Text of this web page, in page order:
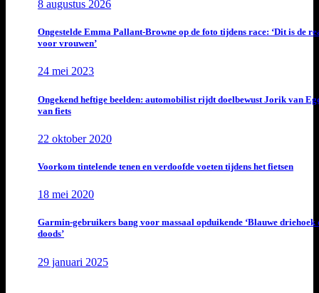
8 augustus 2026
Ongestelde Emma Pallant-Browne op de foto tijdens race: ‘Dit is de
voor vrouwen’
24 mei 2023
Ongekend heftige beelden: automobilist rijdt doelbewust Jorik van
van fiets
22 oktober 2020
Voorkom tintelende tenen en verdoofde voeten tijdens het fietsen
18 mei 2020
Garmin-gebruikers bang voor massaal opduikende ‘Blauwe driehoek
doods’
29 januari 2025